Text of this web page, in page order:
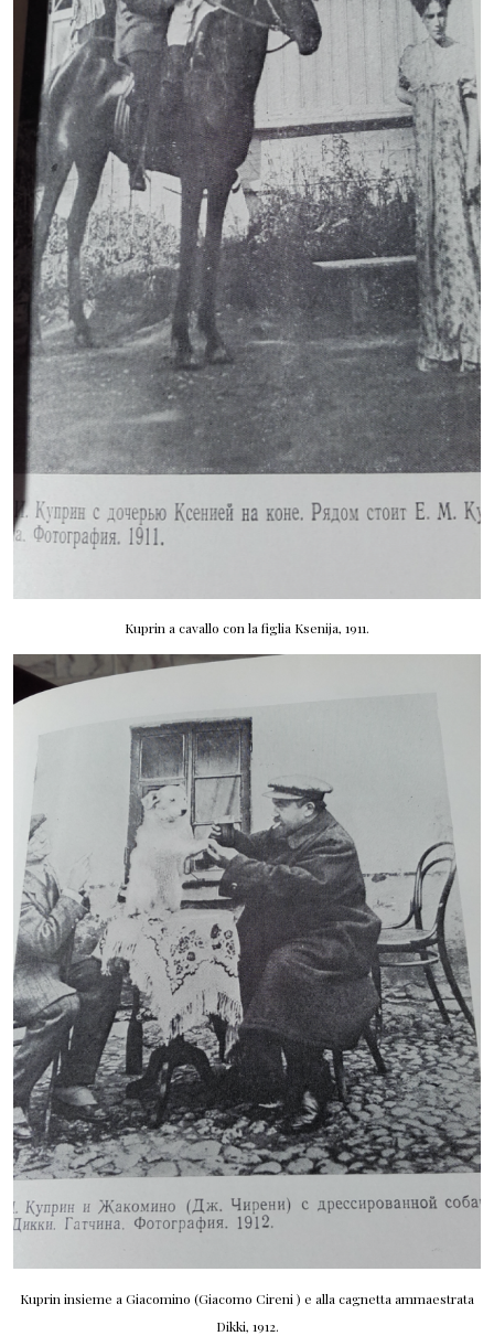
Kuprin a cavallo con la figlia Ksenija, 1911.
Kuprin insieme a Giacomino (Giacomo Cireni ) e alla cagnetta ammaestrata
Dikki, 1912.